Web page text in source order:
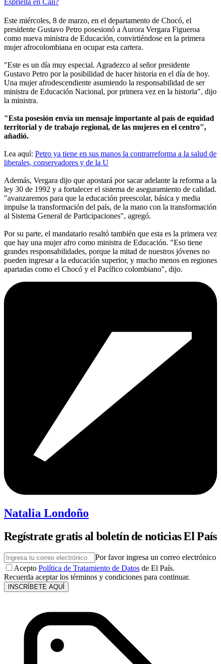
Este miércoles, 8 de marzo, en el departamento de Chocó, el
presidente Gustavo Petro posesionó a Aurora Vergara Figueroa
como nueva ministra de Educación, convirtiéndose en la primera
mujer afrocolombiana en ocupar esta cartera.
"Este es un día muy especial. Agradezco al señor presidente
Gustavo Petro por la posibilidad de hacer historia en el día de hoy.
Una mujer afrodescendiente asumiendo la responsabilidad de ser
ministra de Educación Nacional, por primera vez en la historia", dijo
la ministra.
"Esta posesión envía un mensaje importante al país de equidad
territorial y de trabajo regional, de las mujeres en el centro",
añadió.
Lea aquí: Petro ya tiene en sus manos la contrarreforma a la salud de
liberales, conservadores y de la U
Además, Vergara dijo que apostará por sacar adelante la reforma a la
ley 30 de 1992 y a fortalecer el sistema de aseguramiento de calidad.
"avanzaremos para que la educación preescolar, básica y media
impulse la transformación del país, de la mano con la transformación
al Sistema General de Participaciones", agregó.
Por su parte, el mandatario resaltó también que esta es la primera vez
que hay una mujer afro como ministra de Educación. "Eso tiene
grandes responsabilidades, porque la mitad de nuestros jóvenes no
pueden ingresar a la educación superior, y mucho menos en regiones
apartadas como el Chocó y el Pacífico colombiano", dijo.
Natalia Londoño
Regístrate gratis al boletín de noticias El País
Por favor ingresa un correo electrónico
Acepto Política de Tratamiento de Datos de El País.
Recuerda aceptar los términos y condiciones para continuar.
INSCRÍBETE AQUÍ